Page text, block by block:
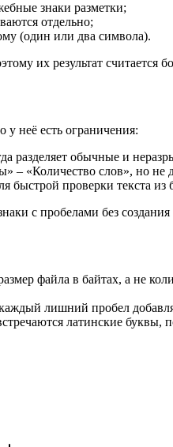
знаки разметки;
отдельно;
(один или два символа).
их результат считается
у неё есть ограничения:
разделяет обычные и
– «Количество слов», но не
быстрой проверки текста из
с пробелами без
файла в байтах, а не
лишний пробел
латинские